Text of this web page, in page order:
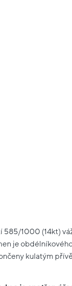
585/1000 (14kt)
je
kulatým